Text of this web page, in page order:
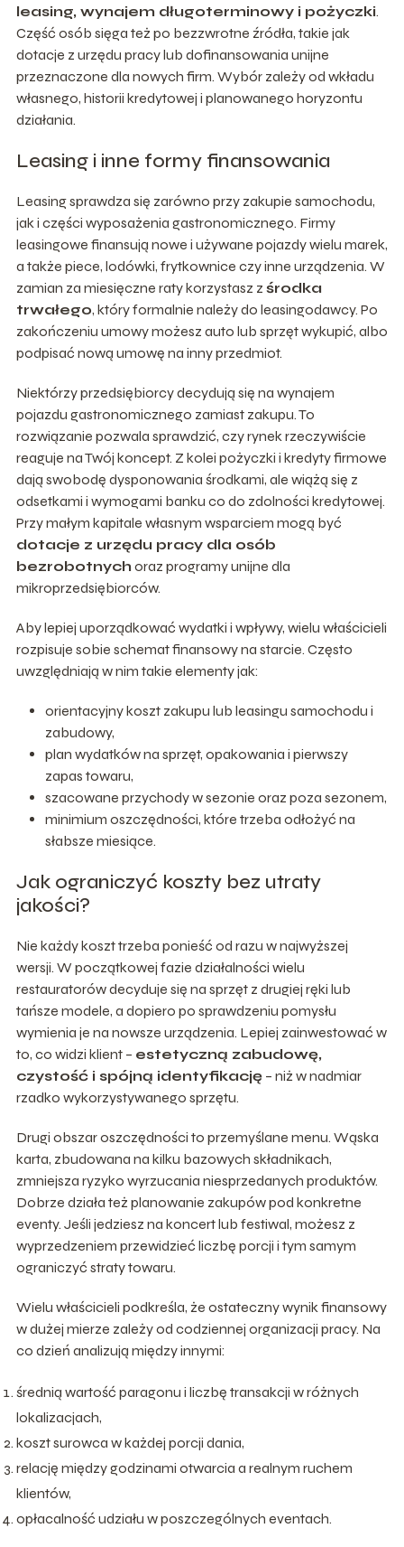
leasing, wynajem długoterminowy i pożyczki.
Część osób sięga też po bezzwrotne źródła, takie jak
dotacje z urzędu pracy lub dofinansowania unijne
przeznaczone dla nowych firm. Wybór zależy od wkładu
własnego, historii kredytowej i planowanego horyzontu
działania.
Leasing i inne formy finansowania
Leasing sprawdza się zarówno przy zakupie samochodu,
jak i części wyposażenia gastronomicznego. Firmy
leasingowe finansują nowe i używane pojazdy wielu marek,
a także piece, lodówki, frytkownice czy inne urządzenia. W
zamian za miesięczne raty korzystasz z środka
trwałego, który formalnie należy do leasingodawcy. Po
zakończeniu umowy możesz auto lub sprzęt wykupić, albo
podpisać nową umowę na inny przedmiot.
Niektórzy przedsiębiorcy decydują się na wynajem
pojazdu gastronomicznego zamiast zakupu. To
rozwiązanie pozwala sprawdzić, czy rynek rzeczywiście
reaguje na Twój koncept. Z kolei pożyczki i kredyty firmowe
dają swobodę dysponowania środkami, ale wiążą się z
odsetkami i wymogami banku co do zdolności kredytowej.
Przy małym kapitale własnym wsparciem mogą być
dotacje z urzędu pracy dla osób
bezrobotnych oraz programy unijne dla
mikroprzedsiębiorców.
Aby lepiej uporządkować wydatki i wpływy, wielu właścicieli
rozpisuje sobie schemat finansowy na starcie. Często
uwzględniają w nim takie elementy jak:
orientacyjny koszt zakupu lub leasingu samochodu i
zabudowy,
plan wydatków na sprzęt, opakowania i pierwszy
zapas towaru,
szacowane przychody w sezonie oraz poza sezonem,
minimium oszczędności, które trzeba odłożyć na
słabsze miesiące.
Jak ograniczyć koszty bez utraty
jakości?
Nie każdy koszt trzeba ponieść od razu w najwyższej
wersji. W początkowej fazie działalności wielu
restauratorów decyduje się na sprzęt z drugiej ręki lub
tańsze modele, a dopiero po sprawdzeniu pomysłu
wymienia je na nowsze urządzenia. Lepiej zainwestować w
to, co widzi klient – estetyczną zabudowę,
czystość i spójną identyfikację– niż w nadmiar
rzadko wykorzystywanego sprzętu.
Drugi obszar oszczędności to przemyślane menu. Wąska
karta, zbudowana na kilku bazowych składnikach,
zmniejsza ryzyko wyrzucania niesprzedanych produktów.
Dobrze działa też planowanie zakupów pod konkretne
eventy. Jeśli jedziesz na koncert lub festiwal, możesz z
wyprzedzeniem przewidzieć liczbę porcji i tym samym
ograniczyć straty towaru.
Wielu właścicieli podkreśla, że ostateczny wynik finansowy
w dużej mierze zależy od codziennej organizacji pracy. Na
co dzień analizują między innymi:
średnią wartość paragonu i liczbę transakcji w różnych
lokalizacjach,
koszt surowca w każdej porcji dania,
relację między godzinami otwarcia a realnym ruchem
klientów,
opłacalność udziału w poszczególnych eventach.